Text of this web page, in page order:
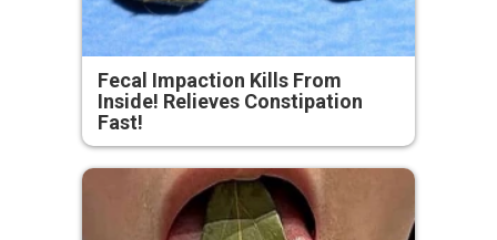
Fecal Impaction Kills From
Inside! Relieves Constipation
Fast!